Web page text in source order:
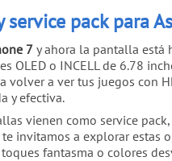
pack para
7y ahora la pantalla está
OLED o INCELL de 6.78
volver a ver tus juegos con
y efectiva.
vienen como service
te invitamos a explorar estas
fantasma o colores